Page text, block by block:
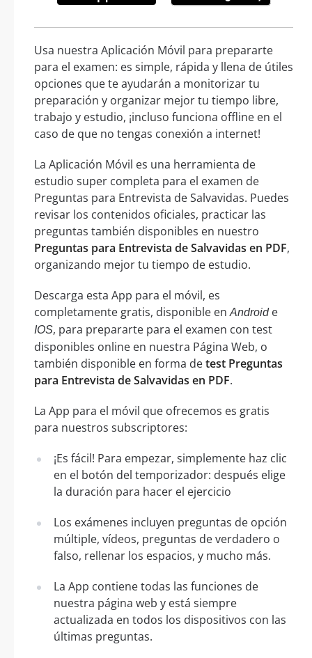
Usa nuestra Aplicación Móvil para prepararte
para el examen: es simple, rápida y llena de útiles
opciones que te ayudarán a monitorizar tu
preparación y organizar mejor tu tiempo libre,
trabajo y estudio, ¡incluso funciona offline en el
caso de que no tengas conexión a internet!
La Aplicación Móvil es una herramienta de
estudio super completa para el examen de
Preguntas para Entrevista de Salvavidas. Puedes
revisar los contenidos oficiales, practicar las
preguntas también disponibles en nuestro
Preguntas para Entrevista de Salvavidas en PDF,
organizando mejor tu tiempo de estudio.
Descarga esta App para el móvil, es
completamente gratis, disponible enAndroide
IOS, para prepararte para el examen con test
disponibles online en nuestra Página Web, o
también disponible en forma detest Preguntas
para Entrevista de Salvavidas en PDF.
La App para el móvil que ofrecemos es gratis
para nuestros subscriptores:
¡Es fácil! Para empezar, simplemente haz clic
en el botón del temporizador: después elige
la duración para hacer el ejercicio
Los exámenes incluyen preguntas de opción
múltiple, vídeos, preguntas de verdadero o
falso, rellenar los espacios, y mucho más.
La App contiene todas las funciones de
nuestra página web y está siempre
actualizada en todos los dispositivos con las
últimas preguntas.